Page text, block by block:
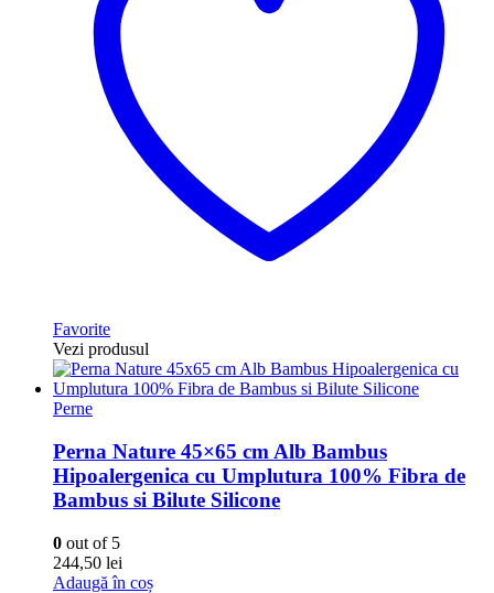
Favorite
Vezi produsul
Perne
Perna Nature 45×65 cm Alb Bambus
Hipoalergenica cu Umplutura 100% Fibra de
Bambus si Bilute Silicone
0 out of 5
244,50 lei
Adaugă în coș